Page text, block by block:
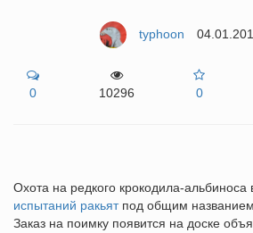
typhoon
0 10296 0
Охота на редкого крокодила-
испытаний ракьятпод общим
Заказ на поимку появится на доске